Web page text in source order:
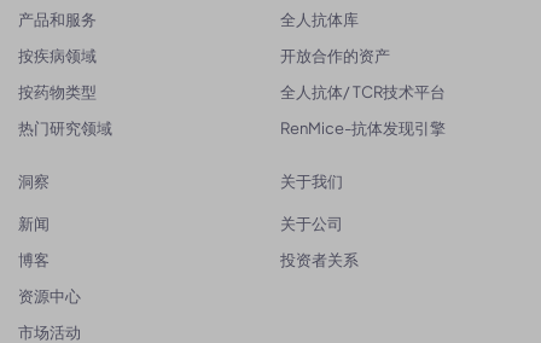
产品和服务
按疾病领域
按药物类型
热门研究领域
全人抗体库
开放合作的资产
全人抗体/ TCR技术平台
RenMice-抗体发现引擎
洞察
新闻
博客
资源中心
市场活动
关于我们
关于公司
投资者关系